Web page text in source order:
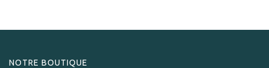
NOTRE BOUTIQUE